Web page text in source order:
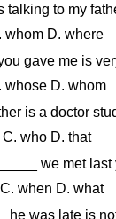
talking to my
whom D. where
gave me is
whose D. whom
is a doctor
who D. that
we met last
when D. what
he was late is